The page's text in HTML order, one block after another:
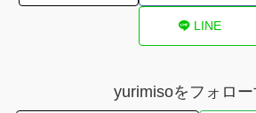
LINE
yurimisoをフォロー